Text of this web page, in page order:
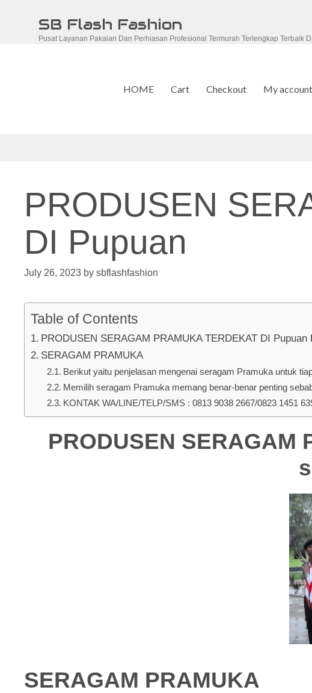
SB Flash Fashion
Pusat Layanan Pakaian Dan Perhiasan Profesional Termurah Terlengkap
HOME Cart Checkout My account
PRODUSEN
DI Pupuan
July 26, 2023 by sbflashfashion
Table of Contents
PRODUSEN SERAGAM PRAMUKA TERDEKAT DI
SERAGAM PRAMUKA
Berikut yaitu penjelasan mengenai seragam Pramuka untuk
Memilih seragam Pramuka memang benar-benar penting
KONTAK WA/LINE/TELP/SMS : 0813 9038 2667/0823 1451
PRODUSEN SERAGAM
SERAGAM PRAMUKA